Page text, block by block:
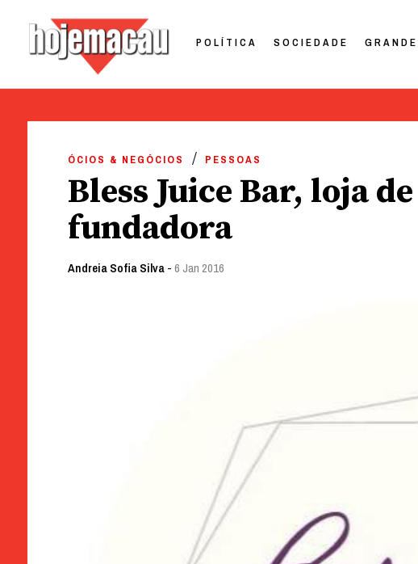
POLÍTICA SOCIEDADE
ÓCIOS & NEGÓCIOS PESSOAS
Bless Juice Bar, loja
fundadora
Andreia Sofia Silva-6 Jan 2016